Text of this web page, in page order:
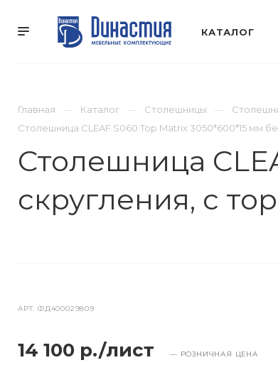
КАТАЛОГ
Главная Каталог Столешницы
Столешница CLEAF S060 Top Matrix 3050*600*15 мм
Столешница
скругления, с
АРТ.ФД400029809
14 100 р./лист — РОЗНИЧНАЯ ЦЕНА